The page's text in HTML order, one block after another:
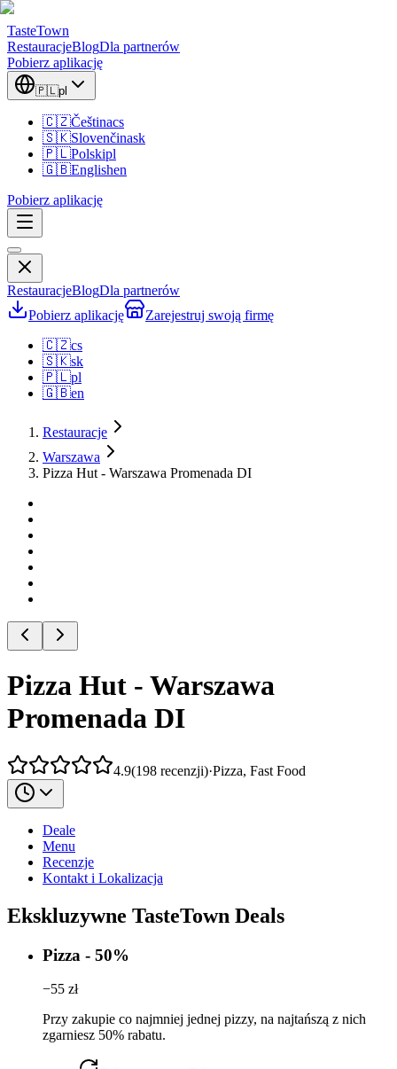
TasteTown
RestauracjeBlogDla partnerów
Pobierz aplikację
🇵🇱pl
🇨🇿Češtinacs
🇸🇰Slovenčinask
🇵🇱Polskipl
🇬🇧Englishen
Pobierz aplikację
RestauracjeBlogDla partnerów
Pobierz aplikację
Zarejestruj swoją firmę
🇨🇿cs
🇸🇰sk
🇵🇱pl
🇬🇧en
Restauracje
Warszawa
Pizza Hut - Warszawa Promenada DI
Pizza Hut - Warszawa
Promenada DI
4.9(198 recenzji)·Pizza, Fast Food
Deale
Menu
Recenzje
Kontakt i Lokalizacja
Ekskluzywne TasteTown Deals
Pizza - 50%
−55 zł
Przy zakupie co najmniej jednej pizzy, na najtańszą z nich
zgarniesz 50% rabatu.